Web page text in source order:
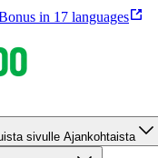
in 17 languages
sivulle Ajankohtaista